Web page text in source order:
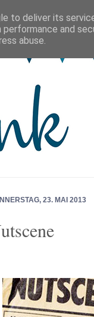
23. MAI 2013
to deliver its
performance and
abuse.